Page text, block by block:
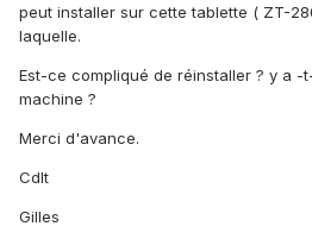
peut installer sur cette tablette ( ZT-
laquelle.
Est-ce compliqué de réinstaller ? y a -
machine ?
Merci d'avance.
Cdlt
Gilles